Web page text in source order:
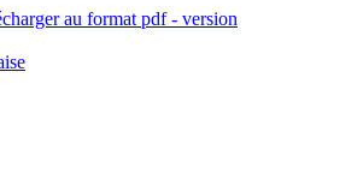
au format pdf - version